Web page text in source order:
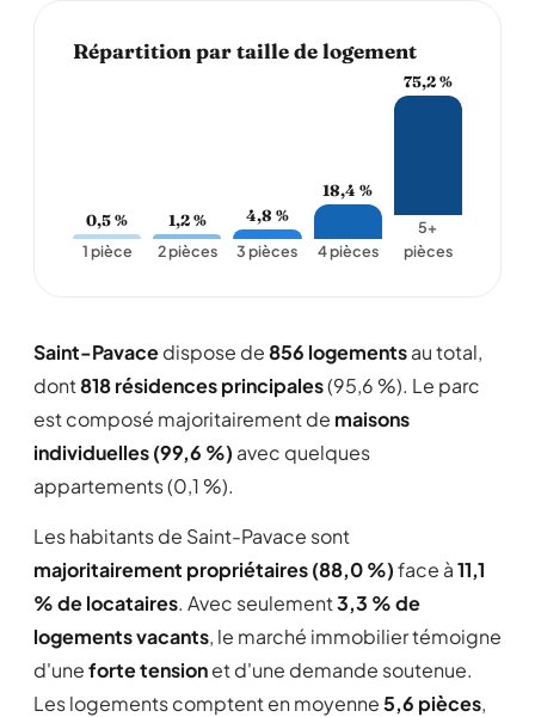
Répartition par taille de logement
0,5 %
1 pièce
1,2 %
2 pièces
4,8 %
3 pièces
18,4 %
4 pièces
75,2 %
5+
pièces
Saint-Pavacedispose de856 logementsau total,
dont818 résidences principales(95,6 %). Le parc
est composé majoritairement de maisons
individuelles (99,6 %) avec quelques
appartements (0,1 %).
Les habitants de Saint-Pavace sont
majoritairement propriétaires (88,0 %)face à11,1
% de locataires. Avec seulement3,3 % de
logements vacants, le marché immobilier témoigne
d'uneforte tensionet d'une demande soutenue.
Les logements comptent en moyenne5,6 pièces,